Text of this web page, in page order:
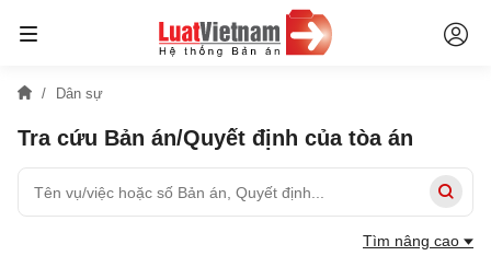
Dân sự
Tra cứu Bản án/Quyết định của tòa án
Tìm nâng cao